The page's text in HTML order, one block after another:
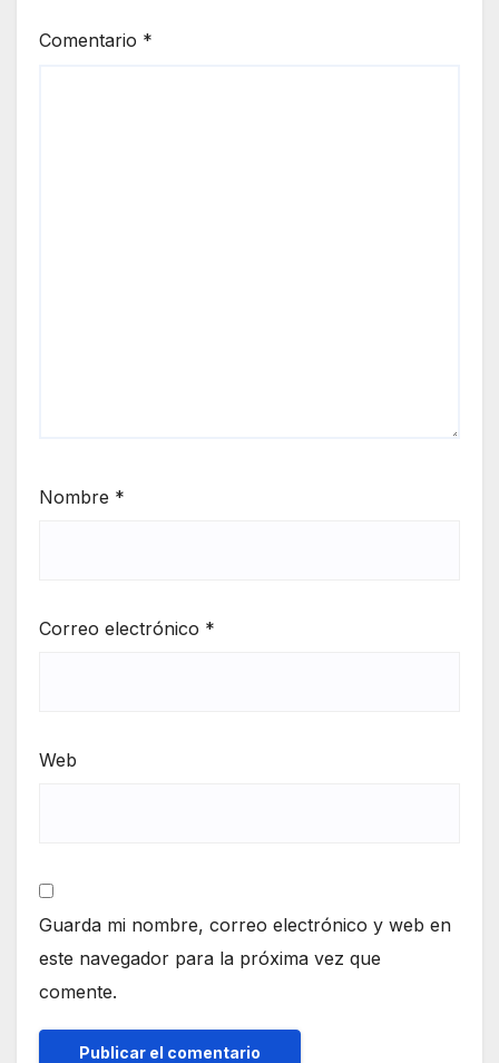
Comentario *
Nombre *
Correo electrónico *
Web
Guarda mi nombre, correo electrónico y web en
este navegador para la próxima vez que
comente.